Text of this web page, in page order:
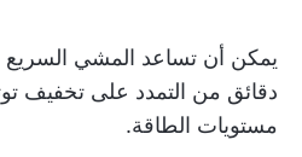
يمكن أن تساعد المشي السريع
دقائق من التمدد على تخفيف
مستويات الطاقة.